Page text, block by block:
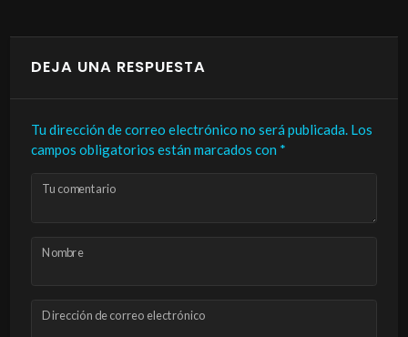
DEJA UNA RESPUESTA
Tu dirección de correo electrónico no será publicada. Los
campos obligatorios están marcados con *
Tu comentario
Nombre
Dirección de correo electrónico